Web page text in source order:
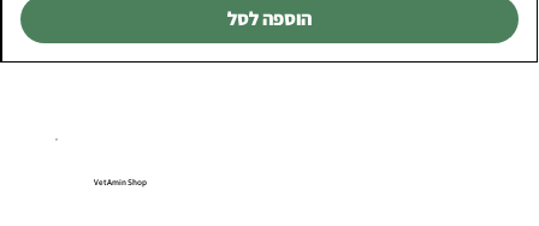
הוספה לסל
VetAmin Shop